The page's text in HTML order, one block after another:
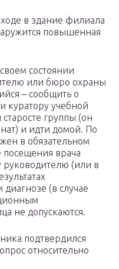
в здание филиала
повышенная
состоянии
или бюро охраны
– сообщить о
куратору учебной
группы (он
и идти домой. По
в обязательном
посещения врача
руководителю (или в
(в случае
не допускаются.
подтвердился
относительно